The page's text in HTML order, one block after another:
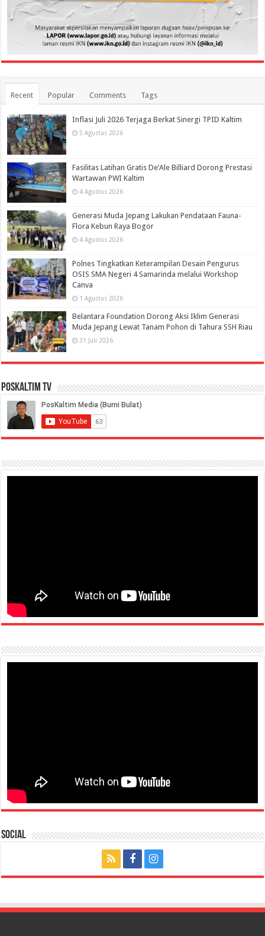
Recent Popular Comments Tags
Inflasi Juli 2026 Terjaga Berkat Sinergi TPID Kaltim
5 Agustus 2026
Fasilitas Latihan Gratis De’Ale Billiard Dorong Prestasi
Wartawan PWI Kaltim
4 Agustus 2026
Generasi Muda Jepang Lakukan Pendataan Fauna-
Flora Kebun Raya Bogor
4 Agustus 2026
Polnes Tingkatkan Keterampilan Desain Pengurus
OSIS SMA Negeri 4 Samarinda melalui Workshop
Canva
1 Agustus 2026
Belantara Foundation Dorong Aksi Iklim Generasi
Muda Jepang Lewat Tanam Pohon di Tahura SSH Riau
31 Juli 2026
PosKaltim TV
Social